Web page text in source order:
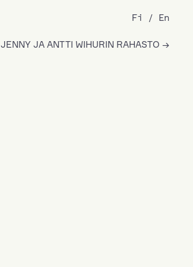
JENNY JA ANTTI WIHURIN RAHASTO
Fi En